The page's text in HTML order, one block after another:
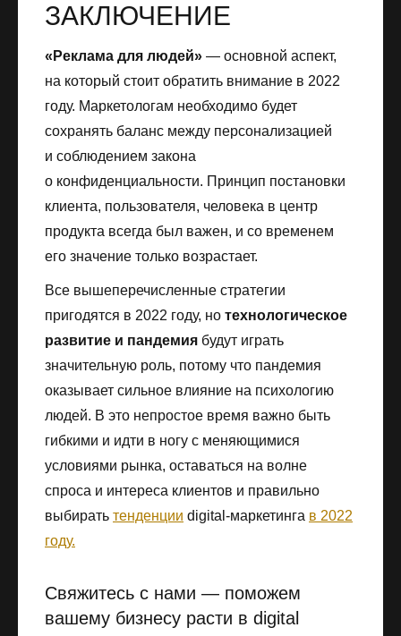
ЗАКЛЮЧЕНИЕ
«Реклама для людей» — основной аспект,
на который стоит обратить внимание в 2022
году. Маркетологам необходимо будет
сохранять баланс между персонализацией
и соблюдением закона
о конфиденциальности. Принцип постановки
клиента, пользователя, человека в центр
продукта всегда был важен, и со временем
его значение только возрастает.
Все вышеперечисленные стратегии
пригодятся в 2022 году, но технологическое
развитие и пандемия будут играть
значительную роль, потому что пандемия
оказывает сильное влияние на психологию
людей. В это непростое время важно быть
гибкими и идти в ногу с меняющимися
условиями рынка, оставаться на волне
спроса и интереса клиентов и правильно
выбирать тенденции digital-маркетинга в 2022
году.
Свяжитесь с нами — поможем
вашему бизнесу расти в digital